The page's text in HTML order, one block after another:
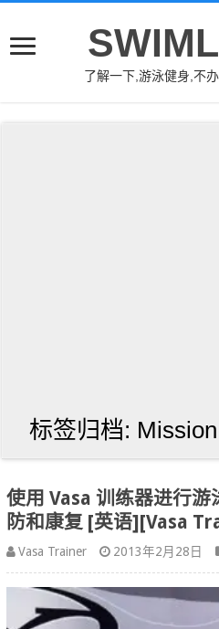
了解一下,游泳健身,不
标签归档:
使用 Vasa 训练器进行
防和康复 [英语][Vasa
Vasa Trainer 2013年2月28日